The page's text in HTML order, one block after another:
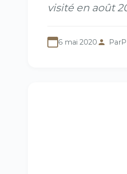
visité en août
6 mai 2020 Par